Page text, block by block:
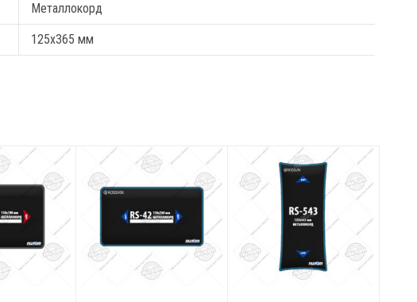
Металлокорд
125х365 мм